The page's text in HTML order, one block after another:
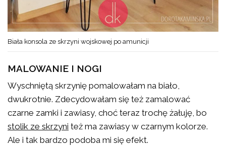
Biała konsola ze skrzyni wojskowej po amunicji
MALOWANIE I NOGI
Wyschniętą skrzynię pomalowałam na biało,
dwukrotnie. Zdecydowałam się też zamalować
czarne zamki i zawiasy, choć teraz trochę żałuję, bo
stolik ze skrzyni też ma zawiasy w czarnym kolorze.
Ale i tak bardzo podoba mi się efekt.